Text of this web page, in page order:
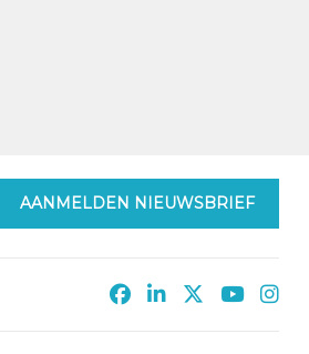
AANMELDEN NIEUWSBRIEF